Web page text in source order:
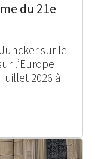
du 21e
sur le
l’Europe
2026 à